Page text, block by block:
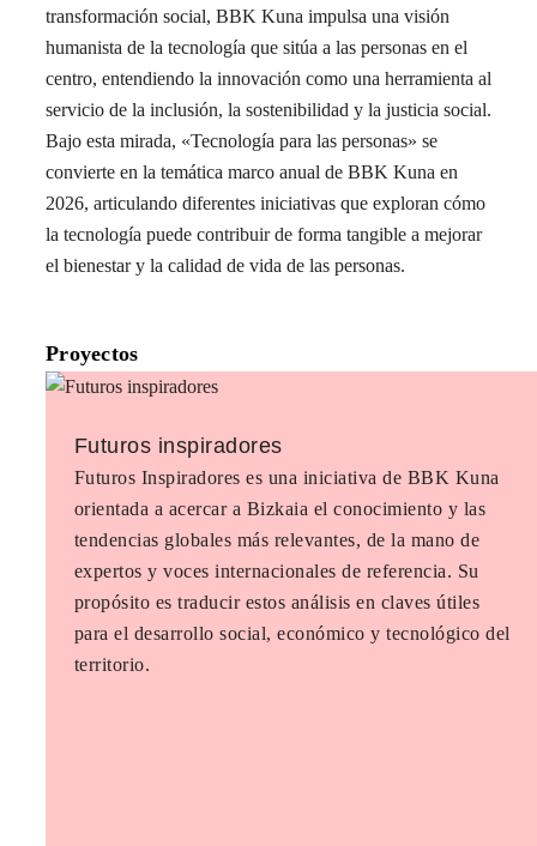
transformación social, BBK Kuna impulsa una visión
humanista de la tecnología que sitúa a las personas en el
centro, entendiendo la innovación como una herramienta al
servicio de la inclusión, la sostenibilidad y la justicia social.
Bajo esta mirada, «Tecnología para las personas» se
convierte en la temática marco anual de BBK Kuna en
2026, articulando diferentes iniciativas que exploran cómo
la tecnología puede contribuir de forma tangible a mejorar
el bienestar y la calidad de vida de las personas.
Proyectos
Futuros inspiradores
Futuros Inspiradores es una iniciativa de BBK Kuna
orientada a acercar a Bizkaia el conocimiento y las
tendencias globales más relevantes, de la mano de
expertos y voces internacionales de referencia. Su
propósito es traducir estos análisis en claves útiles
para el desarrollo social, económico y tecnológico del
territorio.